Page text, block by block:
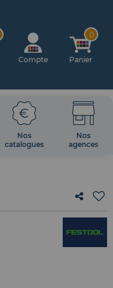
Compte
0
Panier
Nos
catalogues
Nos
agences